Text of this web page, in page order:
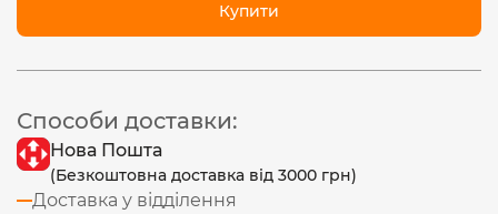
Купити
Способи доставки:
Нова Пошта
(Безкоштовна доставка від 3000 грн)
Доставка у відділення